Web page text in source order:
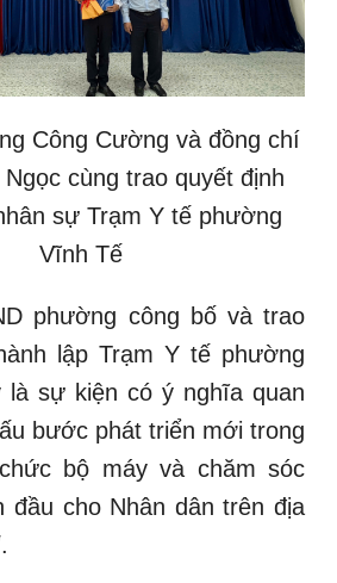
Công Cường và đồng chí
cùng trao quyết định
sự Trạm Y tế phường
Vĩnh Tế
phường công bố và trao
lập Trạm Y tế phường
là sự kiện có ý nghĩa quan
bước phát triển mới trong
bộ máy và chăm sóc
đầu cho Nhân dân trên địa